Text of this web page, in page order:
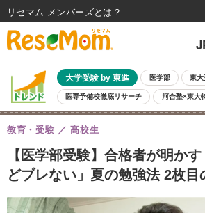
大学受験 by 東進 医学部 東大
医専予備校徹底リサーチ 河合塾×東大
親子で考える大学選び 高校受験 中学受験
共通テスト 夏休み
8月開催イベント・WS 全国公立高校 過去問 人気
自由研究教材（小学生向け） 自由研究教材（中学生向
【医学部受験】合格者が明か
どブレない」夏の勉強法 2枚目
教育・受験 高校生
リセマム メンバーズ